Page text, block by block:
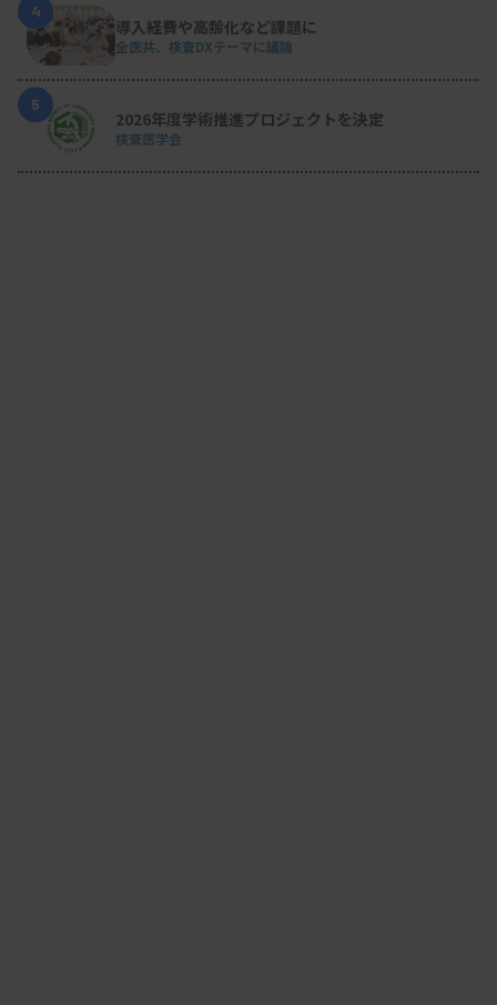
4
導入経費や高齢化など課題に
全医共、検査DXテーマに議論
5
2026年度学術推進プロジェクトを決定
検査医学会